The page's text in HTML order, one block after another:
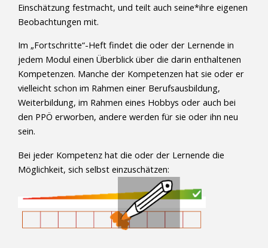
Einschätzung festmacht, und teilt auch seine*ihre eigenen
Beobachtungen mit.
Im „Fortschritte“-Heft findet die oder der Lernende in
jedem Modul einen Überblick über die darin enthaltenen
Kompetenzen. Manche der Kompetenzen hat sie oder er
vielleicht schon im Rahmen einer Berufsausbildung,
Weiterbildung, im Rahmen eines Hobbys oder auch bei
den PPÖ erworben, andere werden für sie oder ihn neu
sein.
Bei jeder Kompetenz hat die oder der Lernende die
Möglichkeit, sich selbst einzuschätzen: